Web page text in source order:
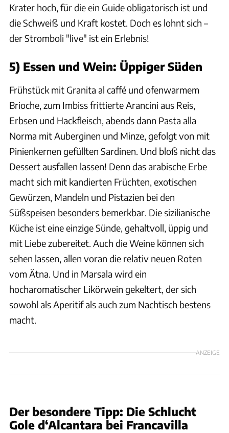
Krater hoch, für die ein Guide obligatorisch ist und
die Schweiß und Kraft kostet. Doch es lohnt sich –
der Stromboli "live" ist ein Erlebnis!
5) Essen und Wein: Üppiger Süden
Frühstück mit Granita al caffé und ofenwarmem
Brioche, zum Imbiss frittierte Arancini aus Reis,
Erbsen und Hackfleisch, abends dann Pasta alla
Norma mit Auberginen und Minze, gefolgt von mit
Pinienkernen gefüllten Sardinen. Und bloß nicht das
Dessert ausfallen lassen! Denn das arabische Erbe
macht sich mit kandierten Früchten, exotischen
Gewürzen, Mandeln und Pistazien bei den
Süßspeisen besonders bemerkbar. Die sizilianische
Küche ist eine einzige Sünde, gehaltvoll, üppig und
mit Liebe zubereitet. Auch die Weine können sich
sehen lassen, allen voran die relativ neuen Roten
vom Ätna. Und in Marsala wird ein
hocharomatischer Likörwein gekeltert, der sich
sowohl als Aperitif als auch zum Nachtisch bestens
macht.
ANZEIGE
Der besondere Tipp: Die Schlucht
Gole d‘Alcantara bei Francavilla